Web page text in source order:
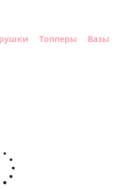
Топперы
Вазы